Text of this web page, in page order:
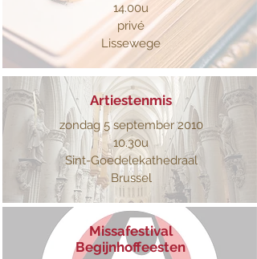
14.00u
privé
Lissewege
Artiestenmis
zondag 5 september 2010
10.30u
Sint-Goedelekathedraal
Brussel
Missafestival
Begijnhoffeesten